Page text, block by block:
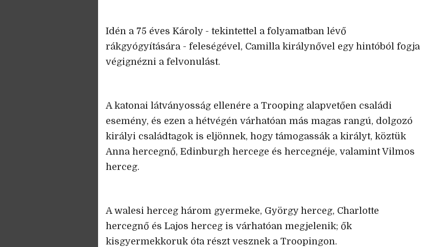
Idén a 75 éves Károly - tekintettel a folyamatban lévő
rákgyógyítására - feleségével, Camilla királynővel egy hintóból fogja
végignézni a felvonulást.
A katonai látványosság ellenére a Trooping alapvetően családi
esemény, és ezen a hétvégén várhatóan más magas rangú, dolgozó
királyi családtagok is eljönnek, hogy támogassák a királyt, köztük
Anna hercegnő, Edinburgh hercege és hercegnéje, valamint Vilmos
herceg.
A walesi herceg három gyermeke, György herceg, Charlotte
hercegnő és Lajos herceg is várhatóan megjelenik; ők
kisgyermekkoruk óta részt vesznek a Troopingon.